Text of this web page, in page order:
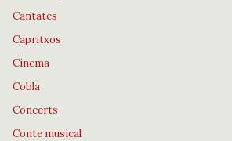
Cantates
Capritxos
Cinema
Cobla
Concerts
Conte musical